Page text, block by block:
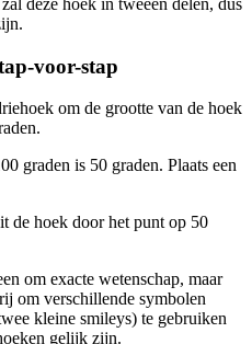
voor-stap
om de grootte van de hoek
graden is 50 graden. Plaats een
de hoek door het punt op 50
om exacte wetenschap, maar
om verschillende symbolen
kleine smileys) te gebruiken
gelijk zijn.